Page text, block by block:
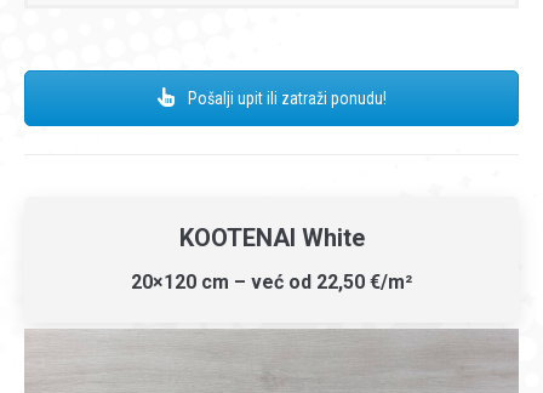
Pošalji upit ili zatraži ponudu!
KOOTENAI White
20×120 cm – već od 22,50 €/m²